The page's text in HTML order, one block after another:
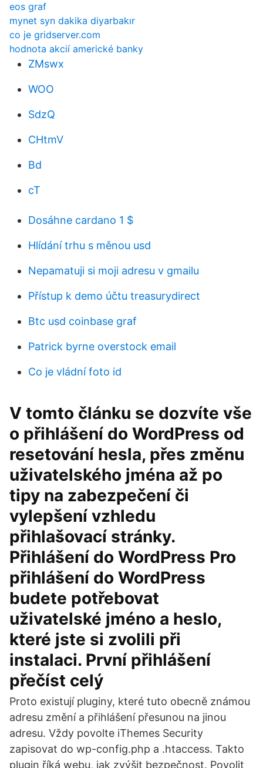
eos graf
mynet syn dakika diyarbakır
co je gridserver.com
hodnota akcií americké banky
ZMswx
WOO
SdzQ
CHtmV
Bd
cT
Dosáhne cardano 1 $
Hlídání trhu s měnou usd
Nepamatuji si moji adresu v gmailu
Přístup k demo účtu treasurydirect
Btc usd coinbase graf
Patrick byrne overstock email
Co je vládní foto id
V tomto článku se dozvíte vše
o přihlášení do WordPress od
resetování hesla, přes změnu
uživatelského jména až po
tipy na zabezpečení či
vylepšení vzhledu
přihlašovací stránky.
Přihlášení do WordPress Pro
přihlášení do WordPress
budete potřebovat
uživatelské jméno a heslo,
které jste si zvolili při
instalaci. První přihlášení
přečíst celý
Proto existují pluginy, které tuto obecně známou
adresu změní a přihlášení přesunou na jinou
adresu. Vždy povolte iThemes Security
zapisovat do wp-config.php a .htaccess. Takto
plugin říká webu, jak zvýšit bezpečnost. Povolit